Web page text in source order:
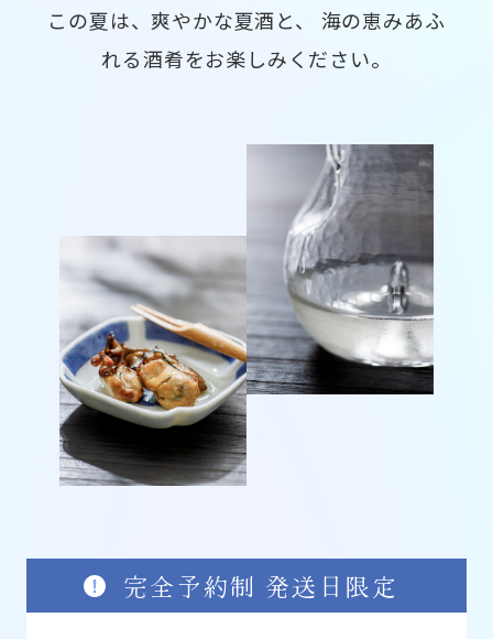
この夏は、爽やかな夏酒と、
海の恵みあふ
れる酒肴をお楽しみください。
完全予約制 発送日限定